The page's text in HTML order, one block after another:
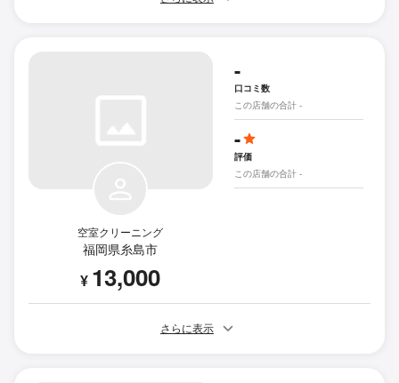
空室クリーニング
福岡県糸島市
¥ 13,000
-
口コミ数
この店舗の合計 -
-
評価
この店舗の合計 -
さらに表示